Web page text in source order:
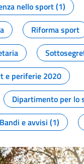
nello sport (1)
Riforma sport
e periferie 2020
Dipartimento per lo
Bandi e avvisi (1)